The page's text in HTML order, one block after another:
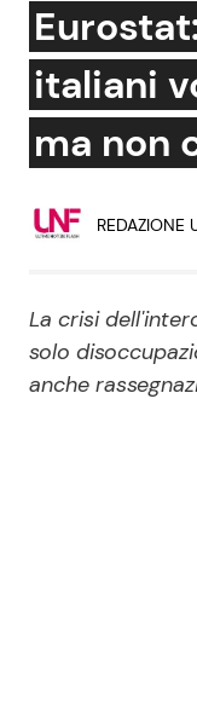
News e
Attualità Italiana
Persone
Politica
italiani
ma non
REDAZIONE
La crisi
solo
anche